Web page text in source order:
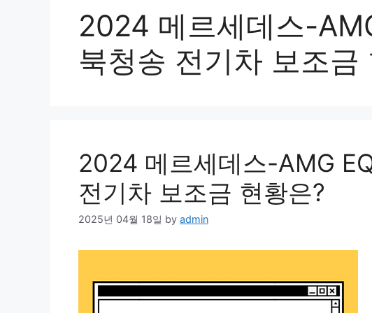
2024 메르세데스-
북청송 전기차 보조금
2024 메르세데스-AMG
전기차 보조금 현황은?
2025년 04월 18일 by admin